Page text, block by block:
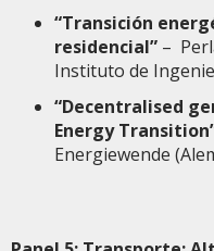
“Transición
residencial” –
Instituto de
“Decentralised
Energy
Energiewende